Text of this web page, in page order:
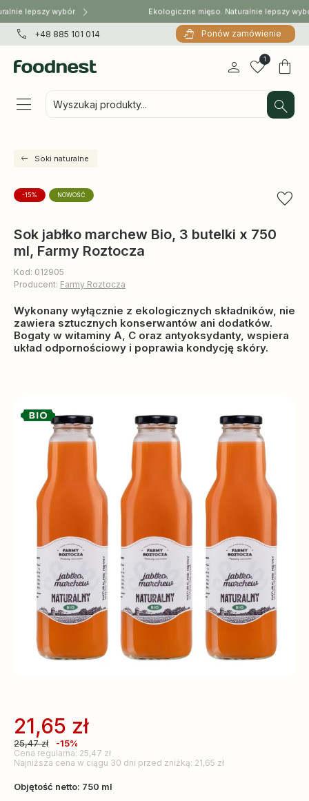
lepszy wybór Ekologiczne mięso. Naturalnie lepszy
+48 885 101 014 Ponów zamówienie
Wyszukaj produkty...
1
Soki naturalne
-15% NOWOŚĆ
Sok jabłko marchew Bio, 3 butelki x 750
ml, Farmy Roztocza
Kod: 012905
Producent: Farmy Roztocza
Wykonany wyłącznie z ekologicznych składników, nie
zawiera sztucznych konserwantów ani dodatków.
Bogaty w witaminy A, C oraz antyoksydanty, wspiera
układ odpornościowy i poprawia kondycję skóry.
21,65 zł
25,47zł -15%
Cena regularna: 25,47 zł
Najniższa cena w ciągu 30 dni przed zniżką: 21,65 zł
Objętość netto: 750 ml